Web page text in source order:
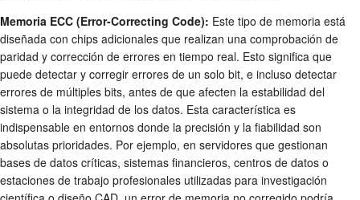
Memoria ECC (Error-Correcting Code): Este tipo de memoria está
diseñada con chips adicionales que realizan una comprobación de
paridad y corrección de errores en tiempo real. Esto significa que
puede detectar y corregir errores de un solo bit, e incluso detectar
errores de múltiples bits, antes de que afecten la estabilidad del
sistema o la integridad de los datos. Esta característica es
indispensable en entornos donde la precisión y la fiabilidad son
absolutas prioridades. Por ejemplo, en servidores que gestionan
bases de datos críticas, sistemas financieros, centros de datos o
estaciones de trabajo profesionales utilizadas para investigación